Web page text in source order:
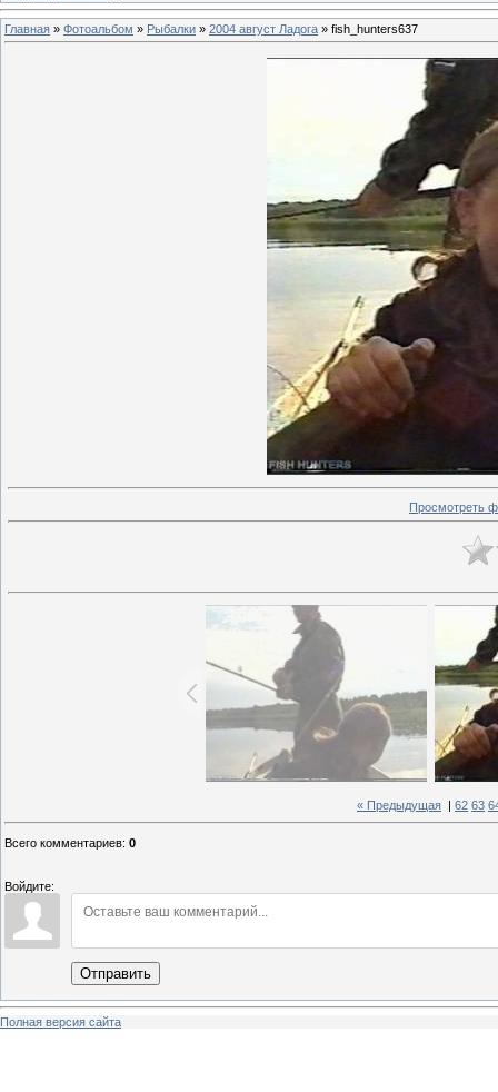
Главная » Фотоальбом » Рыбалки » 2004 август Ладога » fish_hunters637
Просмотреть
« Предыдущая 62 63
Всего комментариев: 0
Войдите:
Отправить
Полная версия сайта